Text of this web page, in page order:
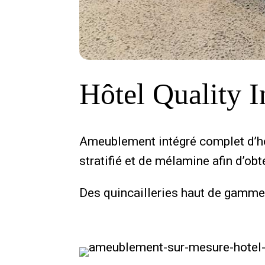
Hôtel Quality
Ameublement intégré complet
stratifié et de mélamine afin
Des quincailleries haut de